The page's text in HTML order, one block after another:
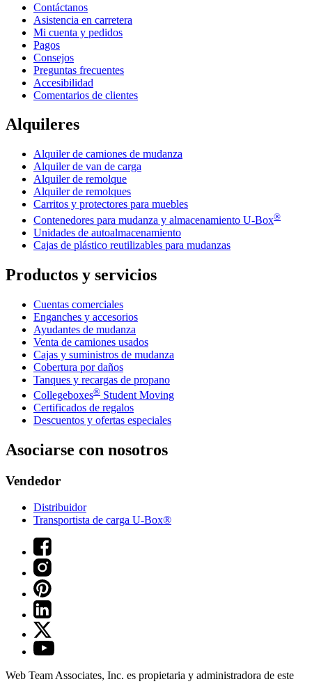
Contáctanos
Asistencia en carretera
Mi cuenta y pedidos
Pagos
Consejos
Preguntas frecuentes
Accesibilidad
Comentarios de clientes
Alquileres
Alquiler de camiones de mudanza
Alquiler de van de carga
Alquiler de remolque
Alquiler de remolques
Carritos y protectores para muebles
Contenedores para mudanza y almacenamiento U-Box®
Unidades de autoalmacenamiento
Cajas de plástico reutilizables para mudanzas
Productos y servicios
Cuentas comerciales
Enganches y accesorios
Ayudantes de mudanza
Venta de camiones usados
Cajas y suministros de mudanza
Cobertura por daños
Tanques y recargas de propano
Collegeboxes® Student Moving
Certificados de regalos
Descuentos y ofertas especiales
Asociarse con nosotros
Vendedor
Distribuidor
Transportista de carga U-Box®
Web Team Associates, Inc. es propietaria y administradora de este